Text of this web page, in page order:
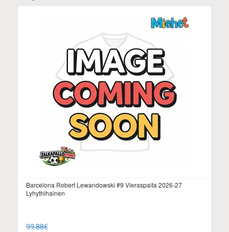
Barcelona Robert Lewandowski #9 Vieraspaita 2026-27
Lyhythihainen
99.88€